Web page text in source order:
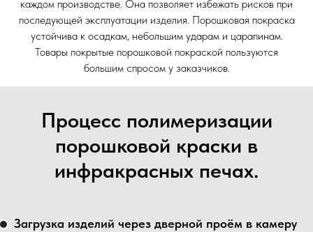
каждом производстве. Она позволяет избежать рисков при
последующей эксплуатации изделия. Порошковая покраска
устойчива к осадкам, небольшим ударам и царапинам.
Товары покрытые порошковой покраской пользуются
большим спросом у заказчиков.
Процесс полимеризации
порошковой краски в
инфракрасных печах.
Загрузка изделий через дверной проём в камеру